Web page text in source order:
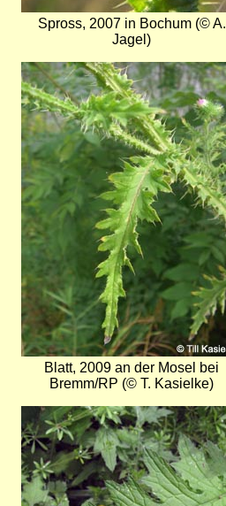
Spross, 2007 in Bochum (© A.
Jagel)
Bild
Blatt, 2009 an der Mosel bei
Bremm/RP (© T. Kasielke)
Bild